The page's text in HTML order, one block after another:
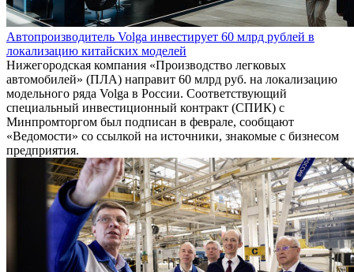
Автопроизводитель Volga инвестирует 60 млрд рублей в
локализацию китайских моделей
Нижегородская компания «Производство легковых
автомобилей» (ПЛА) направит 60 млрд руб. на локализацию
модельного ряда Volga в России. Соответствующий
специальный инвестиционный контракт (СПИК) с
Минпромторгом был подписан в феврале, сообщают
«Ведомости» со ссылкой на источники, знакомые с бизнесом
предприятия.